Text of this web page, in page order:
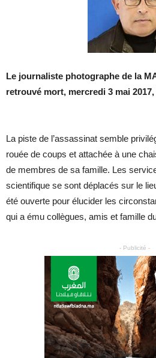
Le journaliste photographe de la
retrouvé mort, mercredi 3 mai
La piste de l’assassinat semble
rouée de coups et attachée à une
de membres de sa famille. Les
scientifique se sont déplacés sur le
été ouverte pour élucider les
qui a ému collègues, amis et famille
- Publicité -